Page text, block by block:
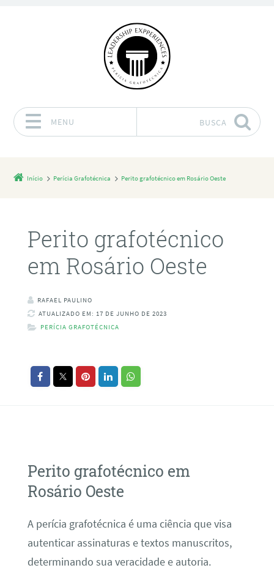
MENU BUSCA
Início Perícia Grafotécnica Perito grafotécnico em Rosário Oeste
Perito grafotécnico
em Rosário Oeste
RAFAEL PAULINO
ATUALIZADO EM: 17 DE JUNHO DE 2023
PERÍCIA GRAFOTÉCNICA
Perito grafotécnico em
Rosário Oeste
A perícia grafotécnica é uma ciência que visa
autenticar assinaturas e textos manuscritos,
determinando sua veracidade e autoria.